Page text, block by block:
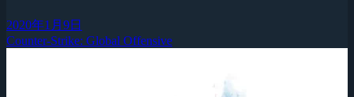
2020年1月9日
Counter-Strike: Global Offensive